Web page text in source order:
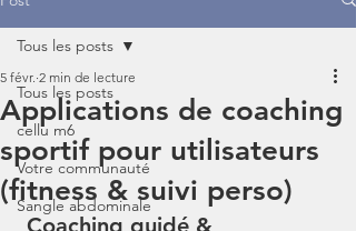
Tous les posts
cellu m6
Votre communauté
Sangle abdominale
Tous les posts
Applications de coaching
sportif pour utilisateurs
(fitness & suivi perso)
5 févr. 2 min de lecture